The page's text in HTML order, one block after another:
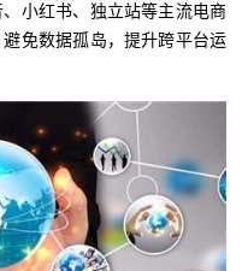
小红书、独立站等主流电商
免数据孤岛，提升跨平台运